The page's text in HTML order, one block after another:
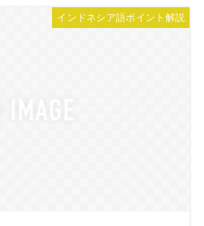
インドネシア語ポイント解説